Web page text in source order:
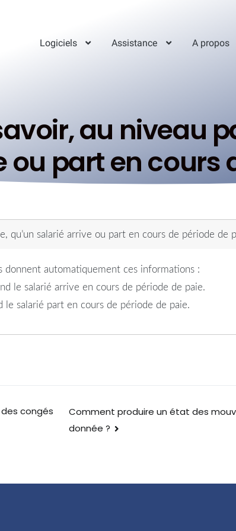
Logiciels Assistance A propos
au niveau
part en cours
qu’un salarié arrive ou part en cours de période de
donnent automatiquement ces informations :
le salarié arrive en cours de période de paie.
salarié part en cours de période de paie.
congés
Comment produire un état des
donnée ?